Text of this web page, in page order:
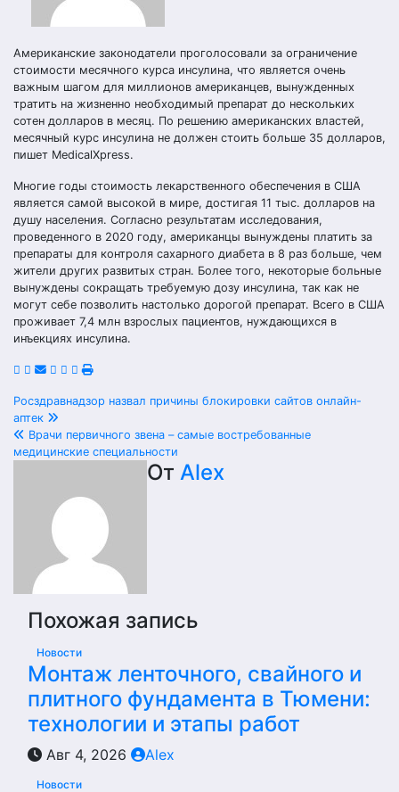
Американские законодатели проголосовали за ограничение
стоимости месячного курса инсулина, что является очень
важным шагом для миллионов американцев, вынужденных
тратить на жизненно необходимый препарат до нескольких
сотен долларов в месяц. По решению американских властей,
месячный курс инсулина не должен стоить больше 35 долларов,
пишет MedicalXpress.
Многие годы стоимость лекарственного обеспечения в США
является самой высокой в мире, достигая 11 тыс. долларов на
душу населения. Согласно результатам исследования,
проведенного в 2020 году, американцы вынуждены платить за
препараты для контроля сахарного диабета в 8 раз больше, чем
жители других развитых стран. Более того, некоторые больные
вынуждены сокращать требуемую дозу инсулина, так как не
могут себе позволить настолько дорогой препарат. Всего в США
проживает 7,4 млн взрослых пациентов, нуждающихся в
инъекциях инсулина.
Навигация
по
Росздравнадзор назвал причины блокировки сайтов онлайн-
аптек
Врачи первичного звена – самые востребованные
медицинские специальности
От Alex
Похожая запись
Новости
Монтаж ленточного, свайного и
плитного фундамента в Тюмени:
технологии и этапы работ
Авг 4, 2026 Alex
Новости